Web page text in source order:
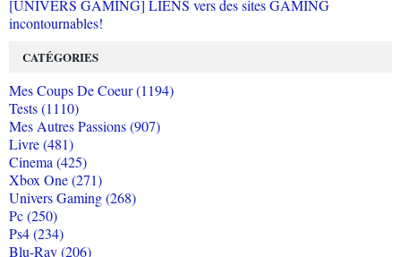
[UNIVERS GAMING] LIENS vers des sites GAMING
incontournables!
CATÉGORIES
Mes Coups De Coeur (1194)
Tests (1110)
Mes Autres Passions (907)
Livre (481)
Cinema (425)
Xbox One (271)
Univers Gaming (268)
Pc (250)
Ps4 (234)
Blu-Ray (206)